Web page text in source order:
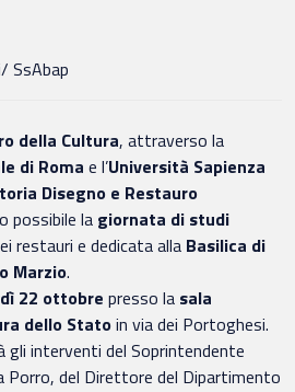
SsAbap
della Cultura, attraverso la
di Roma e l’Università Sapienza
Disegno e Restauro
possibile la giornata di studi
restauri e dedicata alla Basilica di
Marzio.
22 ottobre presso la sala
dello Statoin via dei Portoghesi.
gli interventi del Soprintendente
Porro, del Direttore del Dipartimento